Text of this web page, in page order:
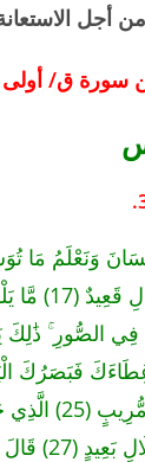
أجل
سورة ق/ أولى